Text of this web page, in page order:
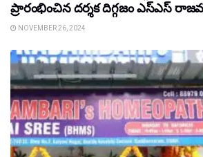
ప్రారంభించిన ద‌ర్శ‌క దిగ్గ‌జం ఎస్ఎస్
NOVEMBER 26, 2024